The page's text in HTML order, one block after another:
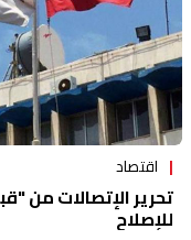
اقتصاد
تحرير الإتصالات من
للإصلاح